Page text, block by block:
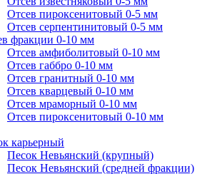
Отсев пироксенитовый 0-5 мм
Отсев серпентинитовый 0-5 мм
фракции 0-10 мм
Отсев амфиболитовый 0-10 мм
Отсев габбро 0-10 мм
Отсев гранитный 0-10 мм
Отсев кварцевый 0-10 мм
Отсев мраморный 0-10 мм
Отсев пироксенитовый 0-10 мм
карьерный
Песок Невьянский (крупный)
Песок Невьянский (средней фракции)